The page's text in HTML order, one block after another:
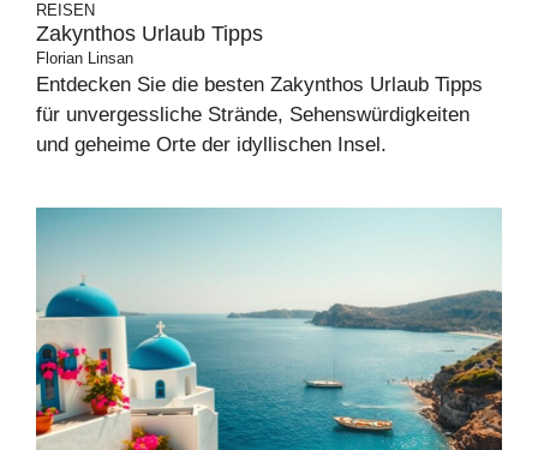
REISEN
Zakynthos Urlaub Tipps
Florian Linsan
Entdecken Sie die besten Zakynthos Urlaub Tipps
für unvergessliche Strände, Sehenswürdigkeiten
und geheime Orte der idyllischen Insel.